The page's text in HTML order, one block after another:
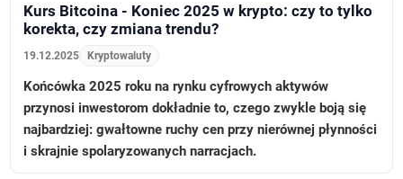
Kurs Bitcoina - Koniec 2025 w krypto: czy to tylko
korekta, czy zmiana trendu?
19.12.2025 Kryptowaluty
Końcówka 2025 roku na rynku cyfrowych aktywów
przynosi inwestorom dokładnie to, czego zwykle boją się
najbardziej: gwałtowne ruchy cen przy nierównej płynności
i skrajnie spolaryzowanych narracjach.